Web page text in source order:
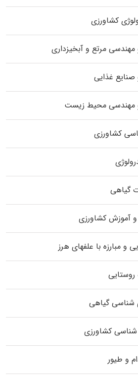
کشاورزی
مرتع و آبخیزداری
صنایع غذایی
مهندسی محیط زیست
کشاورزی
گیاهی
آموزش کشاورزی
و مبارزه با علفهای هرز
شناسی گیاهی
کشاورزی
و طیور